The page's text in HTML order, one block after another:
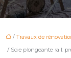
/ Travaux de
/ Scie plongeante rail: